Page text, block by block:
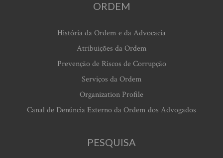
ORDEM
História da Ordem e da Advocacia
Atribuições da Ordem
Prevenção de Riscos de Corrupção
Serviços da Ordem
Organization Profile
Canal de Denúncia Externo da Ordem dos Advogados
PESQUISA